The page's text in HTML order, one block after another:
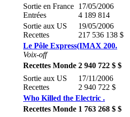
Sortie en France
Entrées
17/05/2006
4 189 814
Sortie aux US
Recettes
19/05/2006
217 536 138 $
Le Pôle Express(IMAX 200.
Voix-off
Recettes Monde 2 940 722 $ $
Sortie aux US
Recettes
17/11/2006
2 940 722 $
Who Killed the Electric .
Recettes Monde 1 763 268 $ $